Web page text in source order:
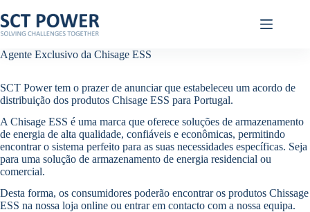
para
o
Agente Exclusivo da Chisage ESS
SCT Power tem o prazer de anunciar que estabeleceu um acordo de
distribuição dos produtos Chisage ESS para Portugal.
A Chisage ESS é uma marca que oferece soluções de armazenamento
de energia de alta qualidade, confiáveis e econômicas, permitindo
encontrar o sistema perfeito para as suas necessidades específicas. Seja
para uma solução de armazenamento de energia residencial ou
comercial.
Desta forma, os consumidores poderão encontrar os produtos Chissage
ESS na nossa loja online ou entrar em contacto com a nossa equipa.